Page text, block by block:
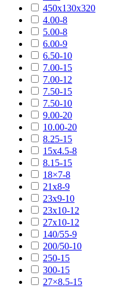
450х130х320
4.00-8
5.00-8
6.00-9
6.50-10
7.00-15
7.00-12
7.50-15
7.50-10
9.00-20
10.00-20
8.25-15
15х4.5-8
8.15-15
18×7-8
21х8-9
23х9-10
23х10-12
27х10-12
140/55-9
200/50-10
250-15
300-15
27×8.5-15